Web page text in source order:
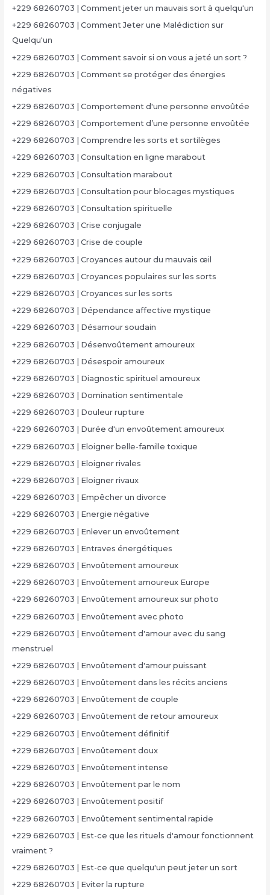
+229 68260703 | Comment jeter un mauvais sort à quelqu'un
+229 68260703 | Comment Jeter une Malédiction sur
Quelqu'un
+229 68260703 | Comment savoir si on vous a jeté un sort ?
+229 68260703 | Comment se protéger des énergies
négatives
+229 68260703 | Comportement d'une personne envoûtée
+229 68260703 | Comportement d’une personne envoûtée
+229 68260703 | Comprendre les sorts et sortilèges
+229 68260703 | Consultation en ligne marabout
+229 68260703 | Consultation marabout
+229 68260703 | Consultation pour blocages mystiques
+229 68260703 | Consultation spirituelle
+229 68260703 | Crise conjugale
+229 68260703 | Crise de couple
+229 68260703 | Croyances autour du mauvais œil
+229 68260703 | Croyances populaires sur les sorts
+229 68260703 | Croyances sur les sorts
+229 68260703 | Dépendance affective mystique
+229 68260703 | Désamour soudain
+229 68260703 | Désenvoûtement amoureux
+229 68260703 | Désespoir amoureux
+229 68260703 | Diagnostic spirituel amoureux
+229 68260703 | Domination sentimentale
+229 68260703 | Douleur rupture
+229 68260703 | Durée d'un envoûtement amoureux
+229 68260703 | Eloigner belle-famille toxique
+229 68260703 | Eloigner rivales
+229 68260703 | Eloigner rivaux
+229 68260703 | Empêcher un divorce
+229 68260703 | Energie négative
+229 68260703 | Enlever un envoûtement
+229 68260703 | Entraves énergétiques
+229 68260703 | Envoûtement amoureux
+229 68260703 | Envoûtement amoureux Europe
+229 68260703 | Envoûtement amoureux sur photo
+229 68260703 | Envoûtement avec photo
+229 68260703 | Envoûtement d'amour avec du sang
menstruel
+229 68260703 | Envoûtement d'amour puissant
+229 68260703 | Envoûtement dans les récits anciens
+229 68260703 | Envoûtement de couple
+229 68260703 | Envoûtement de retour amoureux
+229 68260703 | Envoûtement définitif
+229 68260703 | Envoûtement doux
+229 68260703 | Envoûtement intense
+229 68260703 | Envoûtement par le nom
+229 68260703 | Envoûtement positif
+229 68260703 | Envoûtement sentimental rapide
+229 68260703 | Est-ce que les rituels d'amour fonctionnent
vraiment ?
+229 68260703 | Est-ce que quelqu'un peut jeter un sort
+229 68260703 | Eviter la rupture